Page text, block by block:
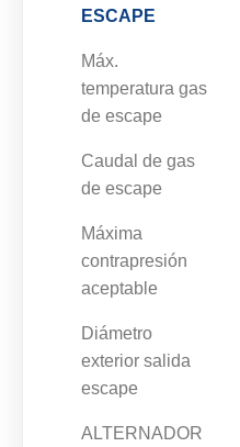
ESCAPE
Máx.
temperatura gas
de escape
Caudal de gas
de escape
Máxima
contrapresión
aceptable
Diámetro
exterior salida
escape
ALTERNADOR